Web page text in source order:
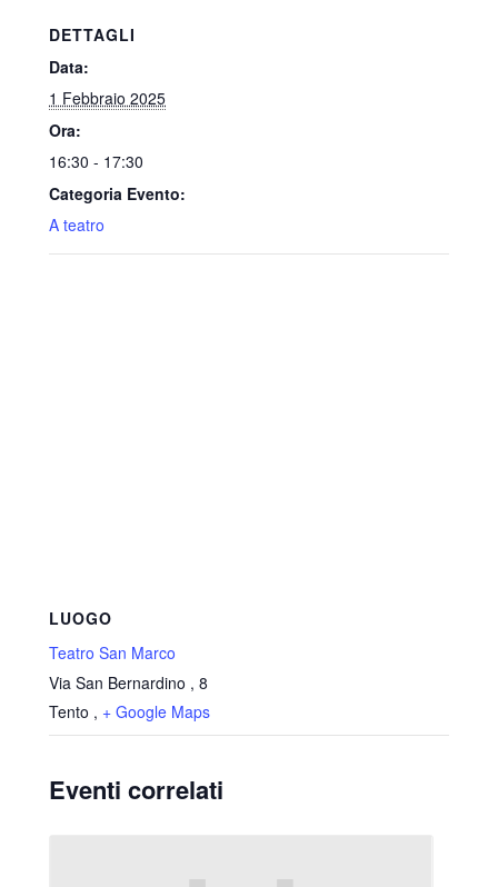
DETTAGLI
Data:
1 Febbraio 2025
Ora:
16:30 - 17:30
Categoria Evento:
A teatro
LUOGO
Teatro San Marco
Via San Bernardino , 8
Tento , + Google Maps
Eventi correlati